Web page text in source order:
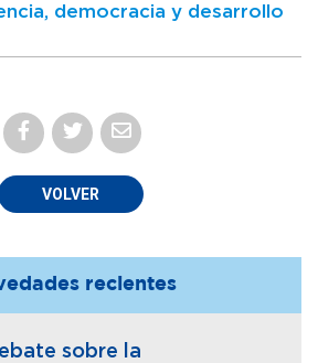
democracia y desarrollo
VOLVER
recientes
sobre la